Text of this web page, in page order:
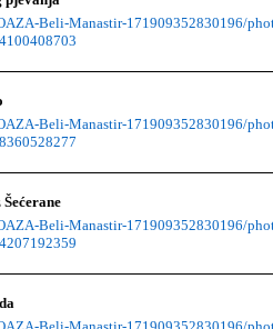
Beli-Manastir-171909352830196/
Beli-Manastir-171909352830196/
Beli-Manastir-171909352830196/